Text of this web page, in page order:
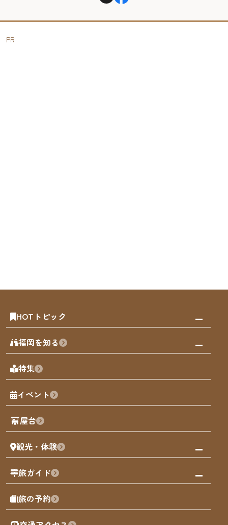
PR
HOTトピック
みんなの旅行記
天神エリア
博多旧市街
福岡城
歴史・文化
福岡を知る
福岡の見どころ
福岡の魅力
観光カレンダー
観光PR動画
まち歩き
福岡グルメ
福岡を楽しむ
福岡のアート
福岡のナイトタイム
特集
イベント
屋台
観光・体験
観る・遊ぶ
屋台
買う
体験
旅ガイド
モデルコース
AIおまかせコース
旅の予約